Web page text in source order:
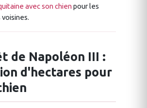
avec son chienpour les
de Napoléon III :
d'hectares pour